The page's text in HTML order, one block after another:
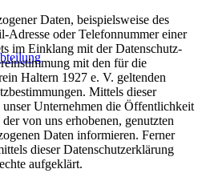
Daten, beispielsweise des
Adresse oder Telefonnummer einer
im Einklang mit der Datenschutz-
mit den für die
Haltern 1927 e. V. geltenden
Mittels dieser
Unternehmen die Öffentlichkeit
von uns erhobenen, genutzten
Daten informieren. Ferner
dieser Datenschutzerklärung
aufgeklärt.